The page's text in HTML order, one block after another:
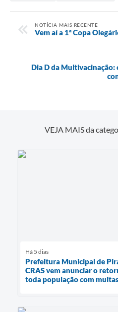
NOTÍCIA MAIS RECENTE
Vem aí a 1ª Copa
Dia D da Multivacinação:
VEJA MAIS da
Há 5 dias
Prefeitura Municipal de
CRAS vem anunciar o
toda população com